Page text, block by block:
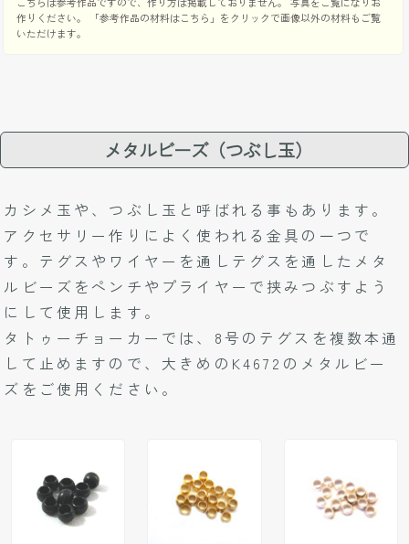
作りください。 「参考作品の材料はこちら」をクリックで画像以外の材料もご覧
いただけます。
メタルビーズ（つぶし玉）
カシメ玉や、つぶし玉と呼ばれる事もあります。
アクセサリー作りによく使われる金具の一つで
す。テグスやワイヤーを通しテグスを通したメタ
ルビーズをペンチやプライヤーで挟みつぶすよう
にして使用します。
タトゥーチョーカーでは、8号のテグスを複数本通
して止めますので、大きめの K4672のメタルビー
ズ をご使用ください。